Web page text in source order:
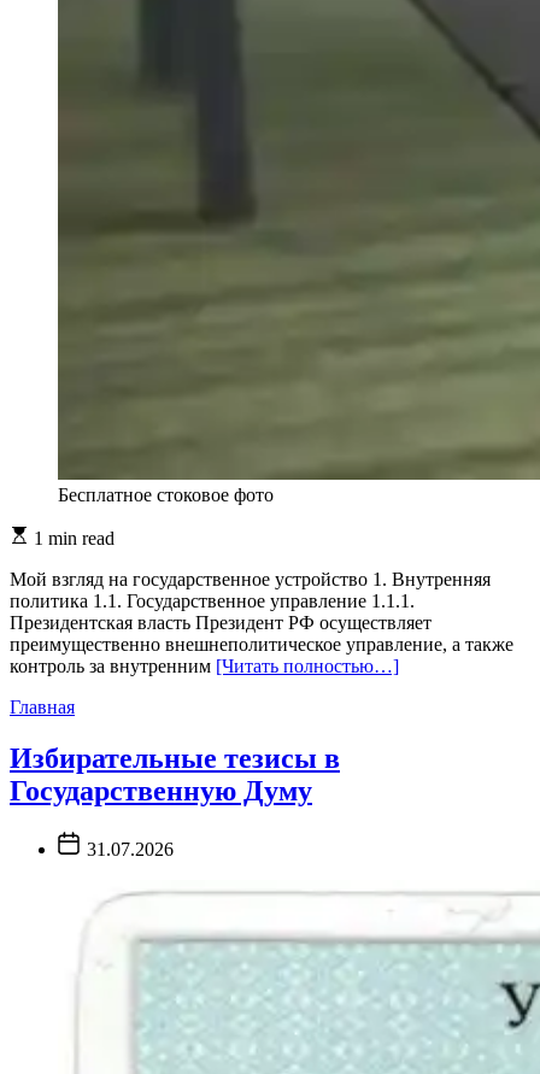
Бесплатное стоковое фото
Estimated
time
1 min read
Мой взгляд на государственное устройство 1. Внутренняя
политика 1.1. Государственное управление 1.1.1.
Президентская власть Президент РФ осуществляет
преимущественно внешнеполитическое управление, а также
контроль за внутренним [Читать полностью…]
Главная
Избирательные тезисы в
Государственную Думу
Post
Date
31.07.2026